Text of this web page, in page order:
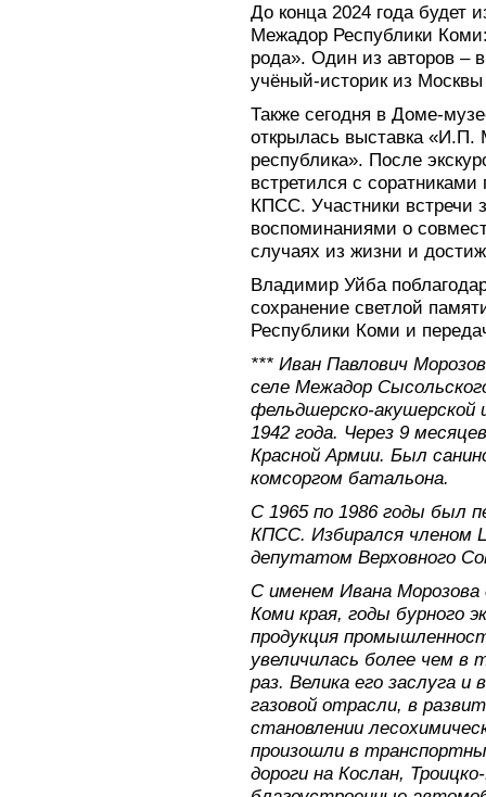
До конца 2024 года будет
Межадор Республики Коми:
рода». Один из авторов –
учёный-историк из
Также сегодня в Доме-
открылась выставка
республика». После
встретился с
КПСС. Участники встречи
воспоминаниями о
случаях из жизни и
Владимир Уйба
сохранение светлой
Республики Коми и
*** Иван Павлович
селе Межадор
фельдшерско-акушерской
1942 года. Через 9
Красной Армии. Был
комсоргом батальона.
С 1965 по 1986 годы был
КПСС. Избирался членом
депутатом Верховного
С именем Ивана Морозова
Коми края, годы бурного
продукция
увеличилась более чем
раз. Велика его заслуга и
газовой отрасли, в
становлении
произошли в
дороги на Кослан,